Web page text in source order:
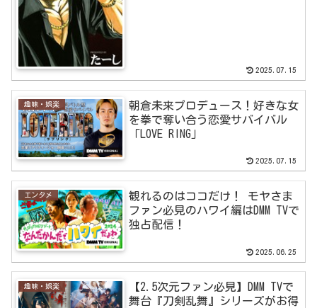
2025.07.15
趣味・娯楽
朝倉未来プロデュース！好きな女
を拳で奪い合う恋愛サバイバル
「LOVE RING」
2025.07.15
エンタメ
観れるのはココだけ！ モヤさま
ファン必見のハワイ編はDMM TVで
独占配信！
2025.06.25
趣味・娯楽
【2.5次元ファン必見】DMM TVで
舞台『刀剣乱舞』シリーズがお得